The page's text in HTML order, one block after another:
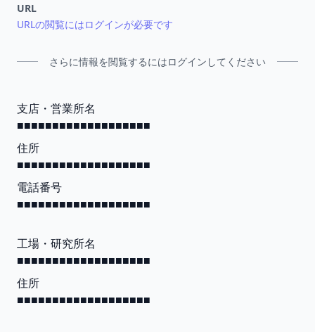
URL
URLの閲覧にはログインが必要です
さらに情報を閲覧するにはログインしてください
支店・営業所名
■■■■■■■■■■■■■■■■■■■
住所
■■■■■■■■■■■■■■■■■■■
電話番号
■■■■■■■■■■■■■■■■■■■
工場・研究所名
■■■■■■■■■■■■■■■■■■■
住所
■■■■■■■■■■■■■■■■■■■